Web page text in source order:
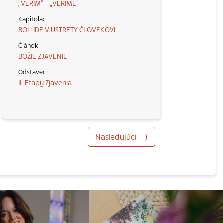
„VERÍM“ – „VERÍME“
BOH IDE V ÚSTRETY ČLOVEKOVI
BOŽIE ZJAVENIE
II. Etapy Zjavenia
Nasledujúci ⟩